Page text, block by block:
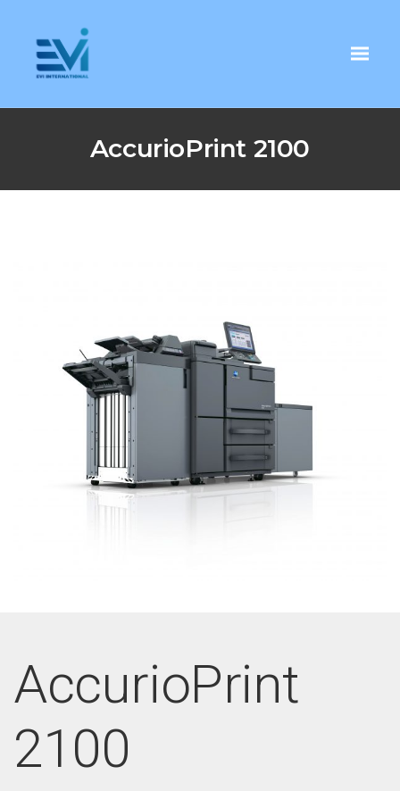
AccurioPrint 2100
AccurioPrint
2100